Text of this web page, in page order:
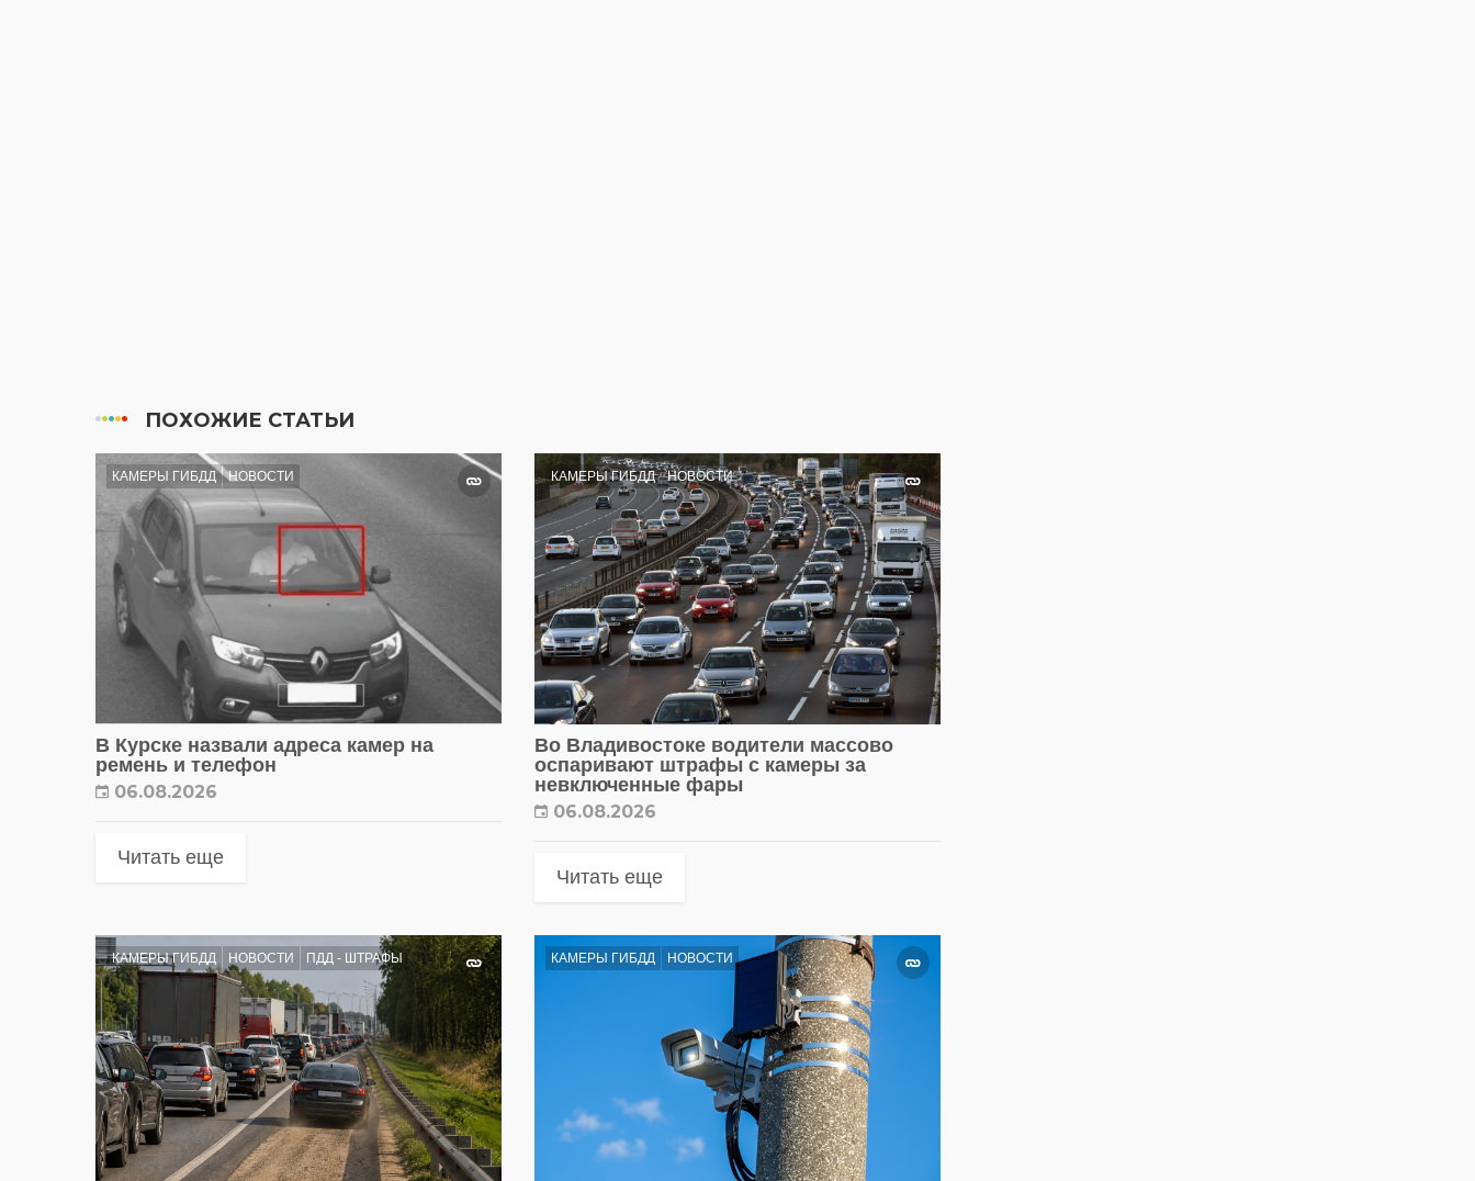
ПОХОЖИЕ СТАТЬИ
КАМЕРЫ ГИБДД НОВОСТИ
В Курске назвали адреса камер на
ремень и телефон
06.08.2026
Читать еще
КАМЕРЫ ГИБДД НОВОСТИ
Во Владивостоке водители массово
оспаривают штрафы с камеры за
невключенные фары
06.08.2026
Читать еще
КАМЕРЫ ГИБДД НОВОСТИ ПДД - ШТРАФЫ КАМЕРЫ ГИБДД НОВОСТИ